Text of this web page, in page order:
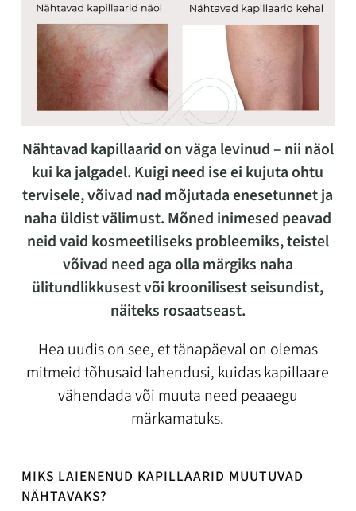
Nähtavad kapillaarid on väga levinud – nii näol
kui ka jalgadel. Kuigi need ise ei kujuta ohtu
tervisele, võivad nad mõjutada enesetunnet ja
naha üldist välimust. Mõned inimesed peavad
neid vaid kosmeetiliseks probleemiks, teistel
võivad need aga olla märgiks naha
ülitundlikkusest või kroonilisest seisundist,
näiteks rosaatseast.
Hea uudis on see, et tänapäeval on olemas
mitmeid tõhusaid lahendusi, kuidas kapillaare
vähendada või muuta need peaaegu
märkamatuks.
MIKS LAIENENUD KAPILLAARID MUUTUVAD
NÄHTAVAKS?